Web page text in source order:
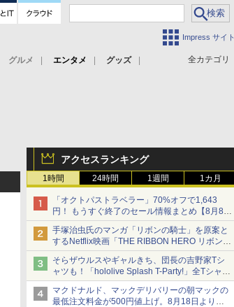
Impress サイト
全カテゴリ
グルメ エンタメ
グッズ
アクセスランキング
1時間 24時間 1週間 1カ月
「オクトパストラベラー」70%オフで1,643
円！ もうすぐ終了のセール情報まとめ【8月8日
更新】
ニンテンドーeショップでは「大神 絶景版」が
67%オフで990円
手塚治虫氏のマンガ「リボンの騎士」を原案と
するNetflix映画「THE RIBBON HERO リボンヒ
ーロー」本日配信開始
そらザウルスやギャルきち、団長の吉野家Tシ
ャツも！「hololive Splash T-Party!」全Tシャツ
ラインナップ公開＆オンライン販売開始
マクドナルド、マックデリバリーの朝マックの
最低注文料金が500円値上げ。8月18日より